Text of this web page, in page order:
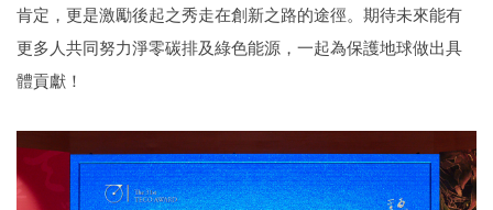
肯定，更是激勵後起之秀走在創新之路的途徑。期待未來能有
更多人共同努力淨零碳排及綠色能源，一起為保護地球做出具
體貢獻！